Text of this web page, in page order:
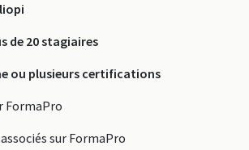
de 20 stagiaires
ou plusieurs certifications
FormaPro
sur FormaPro